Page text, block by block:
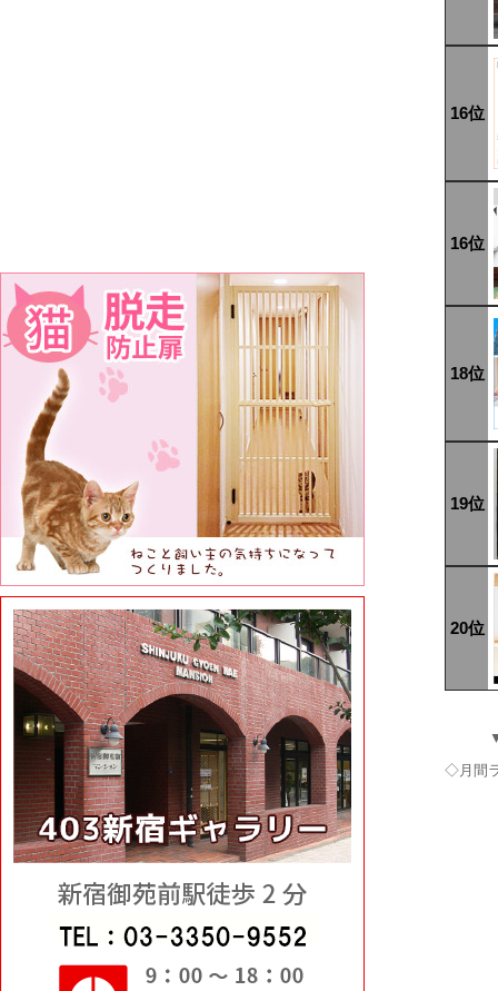
16位
16位
18位
19位
20位
◇月間